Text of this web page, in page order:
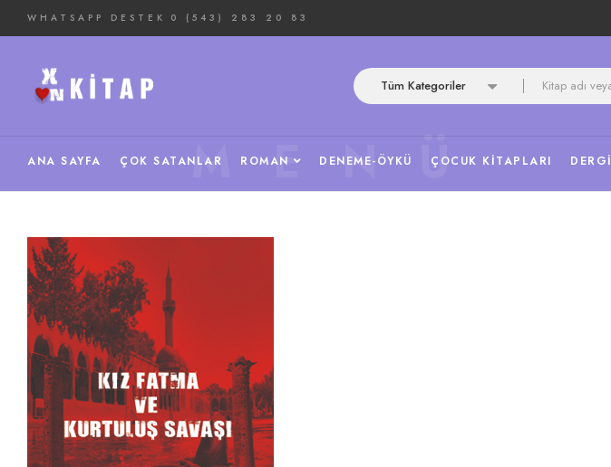
WHATSAPP DESTEK 0 (543) 283 20 83
Tüm Kategoriler
ANA SAYFA ÇOK SATANLAR ROMAN DENEME-ÖYKÜ ÇOCUK KITAPLARI DERGI
MENÜ